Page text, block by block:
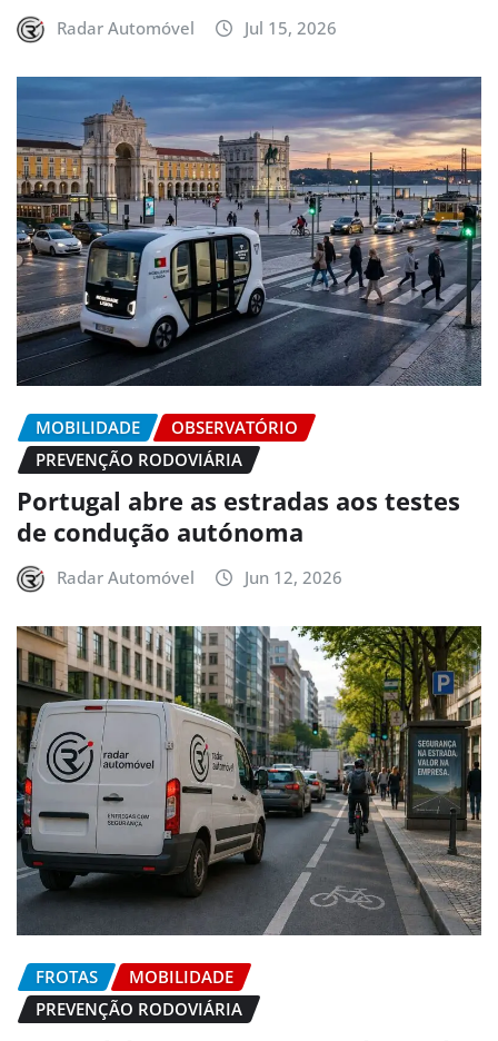
Radar Automóvel Jul 15, 2026
MOBILIDADE
OBSERVATÓRIO
PREVENÇÃO RODOVIÁRIA
Portugal abre as estradas aos testes
de condução autónoma
Radar Automóvel Jun 12, 2026
FROTAS
MOBILIDADE
PREVENÇÃO RODOVIÁRIA